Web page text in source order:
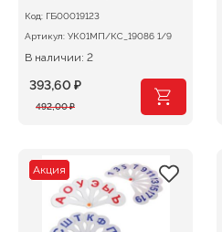
Код: ГБ00019123
Артикул:
УК01МП/КС_19086 1/9
В наличии: 2
492,00₽
Первоначальная
492,00 ₽.
393,60 ₽
Текущая
Акция